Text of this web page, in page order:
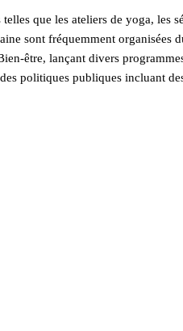
que les ateliers de yoga, les
sont fréquemment organisées
être, lançant divers
politiques publiques incluant